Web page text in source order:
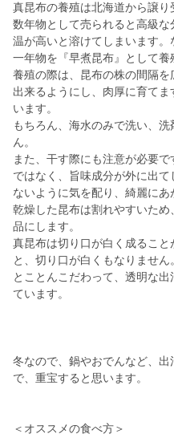
真昆布の養殖は北海道から譲り
数年物として売られると高級
温が高いと溶けてしまいます
一年物を『早煮昆布』として養
養殖の際は、昆布の株の間隔
出来るようにし、肉厚に育て
います。
もちろん、海水のみで洗い、
ん。
また、干す際にも注意が必要
ではなく、旨味成分が外に出
ないように気を配り、綺麗にあ
乾燥した昆布は割れやすいた
品にします。
真昆布は切り口が白く成るこ
と、切り口が白くもなりません。
とことんこだわって、透明な
ています。
冬なので、鍋やおでんなど、
で、重宝すると思います。
＜オススメの食べ方＞